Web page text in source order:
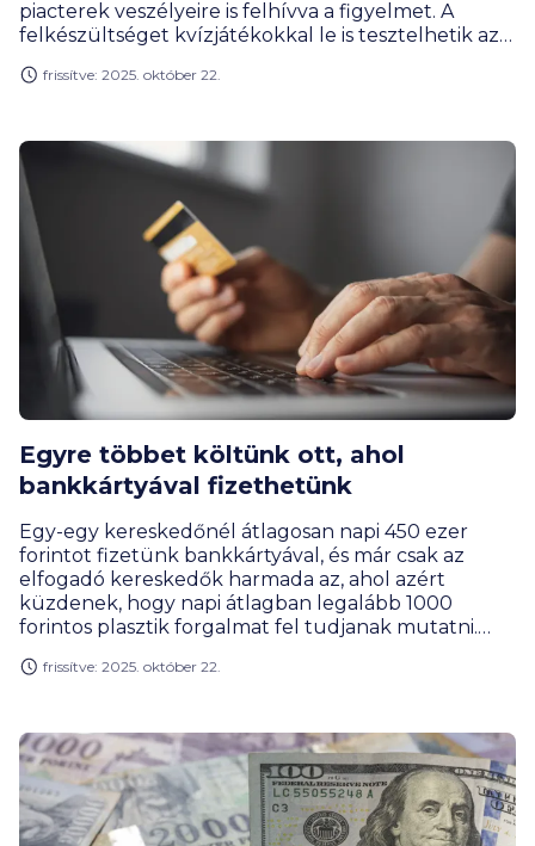
piacterek veszélyeire is felhívva a figyelmet. A
felkészültséget kvízjátékokkal le is tesztelhetik az
előtt álló családok és a felsőoktatási tanulmányaikat
frissítve: 2025. október 22.
Egyre többet költünk ott, ahol
bankkártyával fizethetünk
Egy-egy kereskedőnél átlagosan napi 450 ezer
forintot fizetünk bankkártyával, és már csak az
elfogadó kereskedők harmada az, ahol azért
küzdenek, hogy napi átlagban legalább 1000
forintos plasztik forgalmat fel tudjanak mutatni.
szakértője szerint bár a forgalom koncentrálódik, a
frissítve: 2025. október 22.